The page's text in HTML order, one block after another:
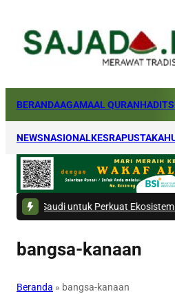
BERANDAAGAMAAL QURANHADITS
NEWSNASIONALKESRAPUSTAKA
untuk Perkuat Ekosistem Haji|#4 -
bangsa-kanaan
Beranda » bangsa-kanaan